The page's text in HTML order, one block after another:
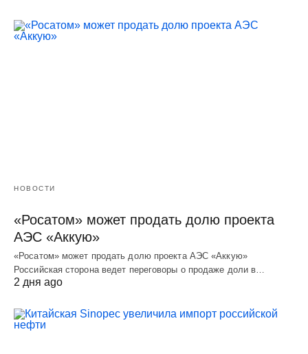
НОВОСТИ
«Росатом» может продать долю проекта
АЭС «Аккую»
«Росатом» может продать долю проекта АЭС «Аккую»
Российская сторона ведет переговоры о продаже доли в…
2 дня ago